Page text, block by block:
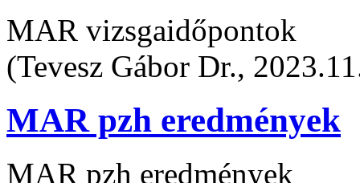
MAR vizsgaidőpontok
(Tevesz Gábor Dr.,
MAR pzh eredmények
MAR pzh eredmények